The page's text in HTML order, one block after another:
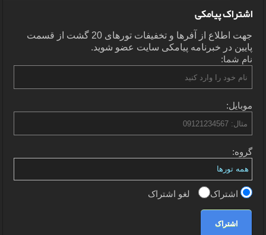
اشتراک پیامکی
جهت اطلاع از آفرها و تخفیفات تورهای 20 گشت از قسمت
پایین در خبرنامه پیامکی سایت عضو شوید.
نام شما:
موبایل:
گروه:
اشتراک لغو اشتراک
اشتراک